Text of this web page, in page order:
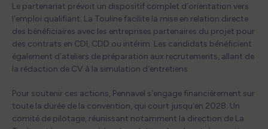
Le partenariat prévoit un dispositif complet d’orientation vers
l’emploi qualifiant. La Touline facilite la mise en relation directe
des bénéficiaires avec les entreprises partenaires du projet pour
des contrats en CDI, CDD ou intérim. Les candidats bénéficient
également d’ateliers de préparation aux recrutements, allant de
la rédaction de CV à la simulation d’entretiens.
Pour soutenir ces actions, Pennavel s’engage financièrement sur
toute la durée de la convention, qui court jusqu’en 2028. Un
comité de pilotage, réunissant notamment la direction de La